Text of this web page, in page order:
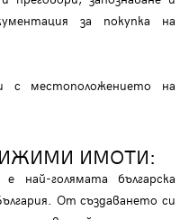
за покупка на
с местоположението на
ИМОТИ:
голямата българска
От създаването си